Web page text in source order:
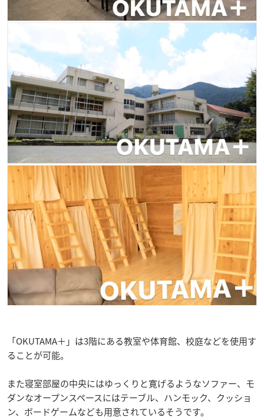
「OKUTAMA＋」は3階にある教室や体育館、校庭などを使用す
ることが可能。
また寝室部屋の中央にはゆっくりと寛げるようなソファー、モ
ダンなオープンスペースにはテーブル、ハンモック、クッショ
ン、ボードゲームなども用意されているそうです。